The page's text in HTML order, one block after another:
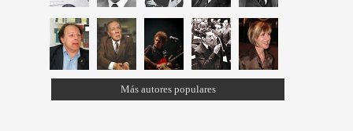
Más autores populares